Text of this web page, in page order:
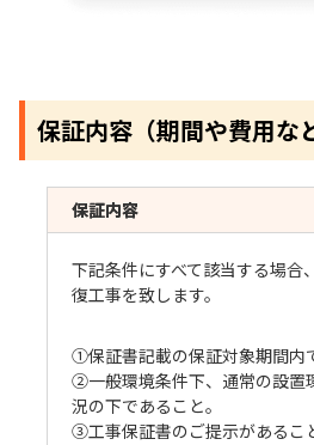
保証内容（期間や費用な
保証内容
下記条件にすべて該当する場合
復工事を致します。
①保証書記載の保証対象期間内
②一般環境条件下、通常の設置
況の下であること。
③工事保証書のご提示があるこ